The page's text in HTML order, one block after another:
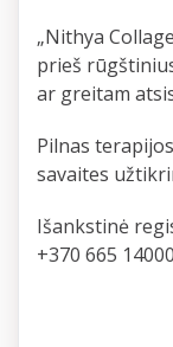
„Nithya
prieš
ar greitam
Pilnas
savaites
Išankstinė
+370 665